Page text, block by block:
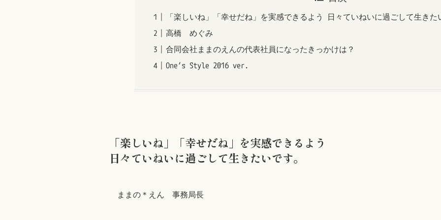
「楽しいね」「幸せだね」を実感できるよう 日々ていねいに過ごして生きた
高橋 めぐみ
合同会社ままのえんの代表社員になったきっかけは？
One’s Style 2016 ver.
「楽しいね」「幸せだね」を実感できるよう
日々ていねいに過ごして生きたいです。
ままの＊えん 事務局長